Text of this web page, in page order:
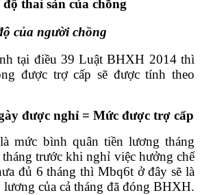
thai sản của chồng
của người chồng
tại điều 39 Luật BHXH 2014 thì
được trợ cấp sẽ được tính theo
được nghỉ = Mức được trợ cấp
mức bình quân tiền lương tháng
trước khi nghỉ việc hưởng chế
đủ 6 tháng thì Mbq6t ở đây sẽ là
của cả tháng đã đóng BHXH.